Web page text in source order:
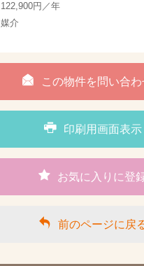
122,900円／年
媒介
この物件を問い合わ
印刷用画面表示
お気に入りに登
前のページに戻